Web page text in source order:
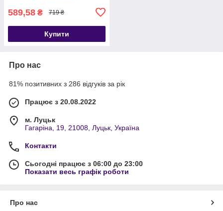
589,58 ₴ 719 ₴
Купити
Про нас
81% позитивних з 286 відгуків за рік
Працює з 20.08.2022
м. Луцьк
Гагаріна, 19, 21008, Луцьк, Україна
Контакти
Сьогодні працює з 06:00 до 23:00
Показати весь графік роботи
Про нас